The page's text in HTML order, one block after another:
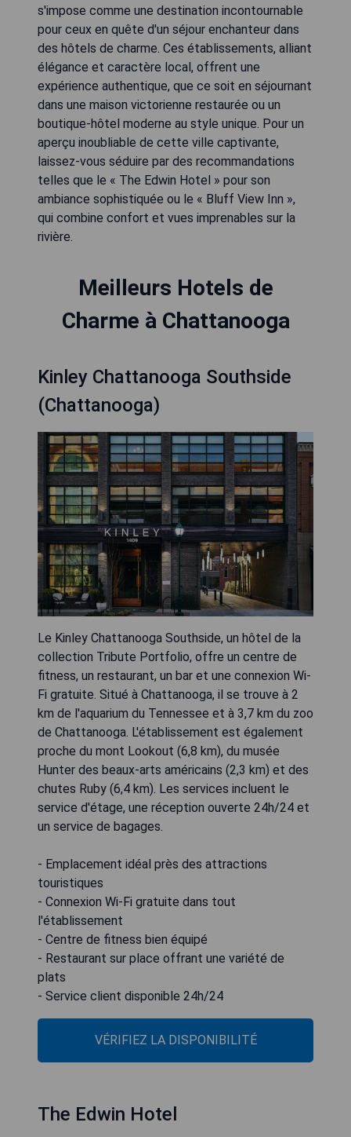
s'impose comme une destination incontournable
pour ceux en quête d'un séjour enchanteur dans
des hôtels de charme. Ces établissements, alliant
élégance et caractère local, offrent une
expérience authentique, que ce soit en séjournant
dans une maison victorienne restaurée ou un
boutique-hôtel moderne au style unique. Pour un
aperçu inoubliable de cette ville captivante,
laissez-vous séduire par des recommandations
telles que le « The Edwin Hotel » pour son
ambiance sophistiquée ou le « Bluff View Inn »,
qui combine confort et vues imprenables sur la
rivière.
Meilleurs Hotels de
Charme à Chattanooga
Kinley Chattanooga Southside
(Chattanooga)
Le Kinley Chattanooga Southside, un hôtel de la
collection Tribute Portfolio, offre un centre de
fitness, un restaurant, un bar et une connexion Wi-
Fi gratuite. Situé à Chattanooga, il se trouve à 2
km de l'aquarium du Tennessee et à 3,7 km du zoo
de Chattanooga. L'établissement est également
proche du mont Lookout (6,8 km), du musée
Hunter des beaux-arts américains (2,3 km) et des
chutes Ruby (6,4 km). Les services incluent le
service d'étage, une réception ouverte 24h/24 et
un service de bagages.
- Emplacement idéal près des attractions
touristiques
- Connexion Wi-Fi gratuite dans tout
l'établissement
- Centre de fitness bien équipé
- Restaurant sur place offrant une variété de
plats
- Service client disponible 24h/24
VÉRIFIEZ LA DISPONIBILITÉ
The Edwin Hotel